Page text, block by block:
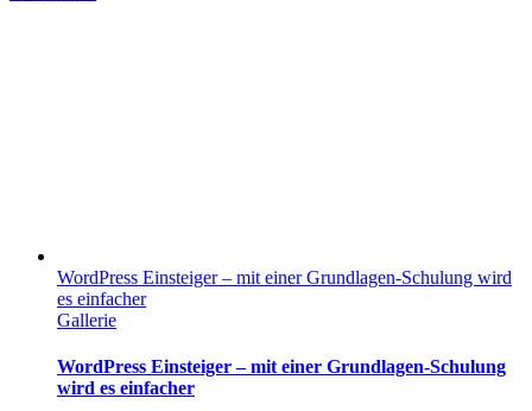
WordPress Einsteiger – mit einer Grundlagen-Schulung wird
es einfacher
Gallerie
WordPress Einsteiger – mit einer Grundlagen-Schulung
wird es einfacher